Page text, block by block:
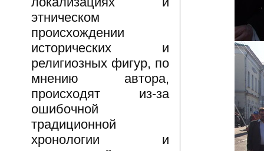
этническом
происхождении
исторических и
религиозных фигур, по
мнению автора,
происходят из-за
ошибочной
традиционной
хронологии и